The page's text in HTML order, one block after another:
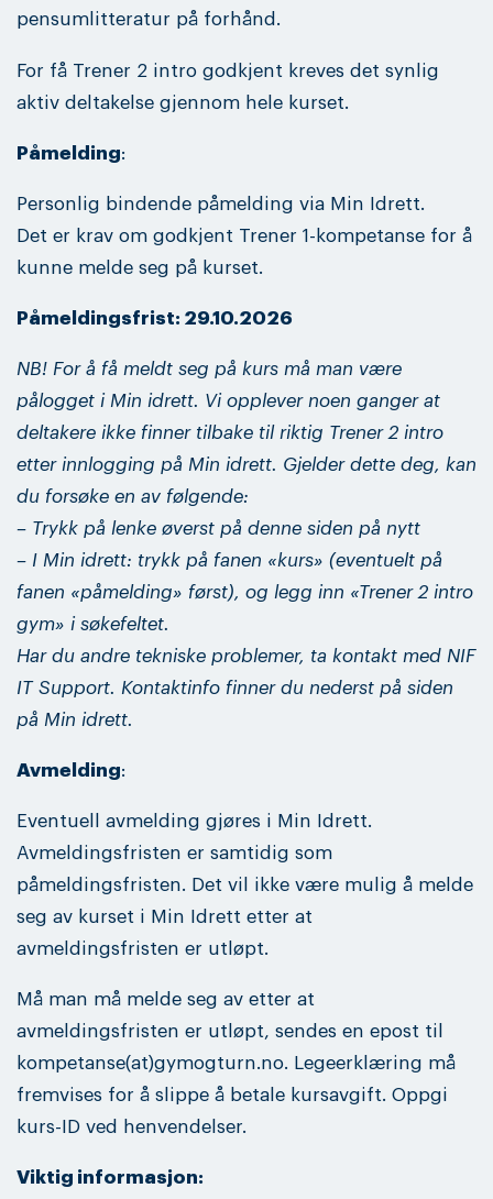
pensumlitteratur på forhånd.
For få Trener 2 intro godkjent kreves det synlig
aktiv deltakelse gjennom hele kurset.
Påmelding:
Personlig bindende påmelding via Min Idrett.
Det er krav om godkjent Trener 1-kompetanse for å
kunne melde seg på kurset.
Påmeldingsfrist: 29.10.2026
NB! For å få meldt seg på kurs må man være
pålogget i Min idrett. Vi opplever noen ganger at
deltakere ikke finner tilbake til riktig Trener 2 intro
etter innlogging på Min idrett. Gjelder dette deg, kan
du forsøke en av følgende:
– Trykk på lenke øverst på denne siden på nytt
– I Min idrett: trykk på fanen «kurs» (eventuelt på
fanen «påmelding» først), og legg inn «Trener 2 intro
gym» i søkefeltet.
Har du andre tekniske problemer, ta kontakt med NIF
IT Support. Kontaktinfo finner du nederst på siden
på Min idrett.
Avmelding:
Eventuell avmelding gjøres i Min Idrett.
Avmeldingsfristen er samtidig som
påmeldingsfristen. Det vil ikke være mulig å melde
seg av kurset i Min Idrett etter at
avmeldingsfristen er utløpt.
Må man må melde seg av etter at
avmeldingsfristen er utløpt, sendes en epost til
kompetanse(at)gymogturn.no. Legeerklæring må
fremvises for å slippe å betale kursavgift. Oppgi
kurs-ID ved henvendelser.
Viktig informasjon: